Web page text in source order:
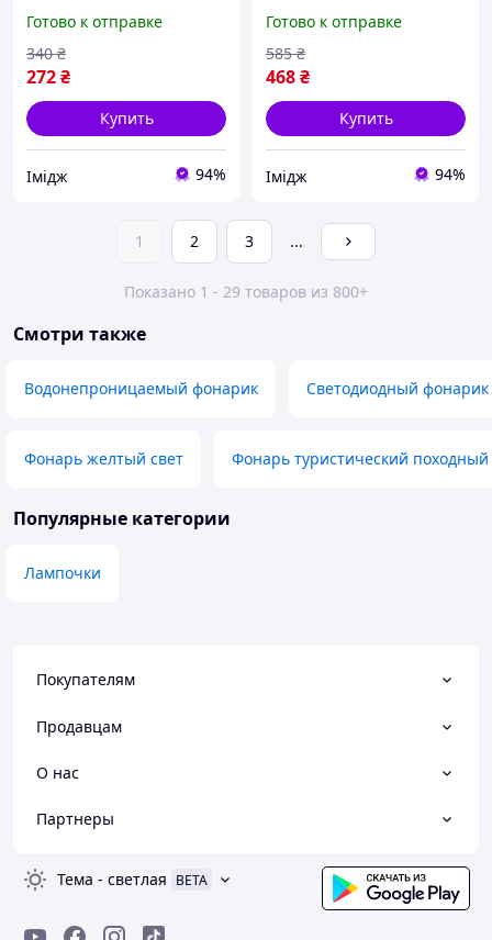
мощный фонарик для
охоты и рыбалки с
IMD22/G
Готово к отправке
272₴
340 ₴
Купить
Імідж 94%
зарядкой Type-C мощный
фонарик для охоты и
IMD22/G
Готово к отправке
468₴
585 ₴
Купить
Імідж 94%
1 2 3 ...
Показано 1 - 29 товаров из 800+
Смотри также
Водонепроницаемый фонарик Светодиодный фонарик
Фонарь желтый свет Фонарь туристический походный
Популярные категории
Лампочки
Покупателям
Продавцам
О нас
Партнеры
Тема - светлая BETA